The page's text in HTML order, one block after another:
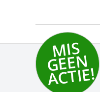
MI
S
G
E
E
N
A
C
TI
E!